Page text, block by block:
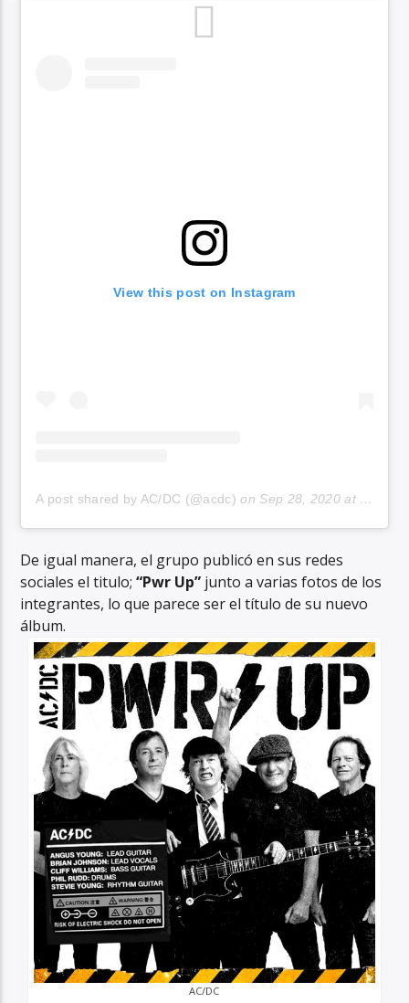
View this post on Instagram
A post shared by AC/DC (@acdc) on Sep 28, 2020 at 5:01am PDT
De igual manera, el grupo publicó en sus redes
sociales el titulo;“Pwr Up” junto a varias fotos de los
integrantes, lo que parece ser el título de su nuevo
álbum.
AC/DC